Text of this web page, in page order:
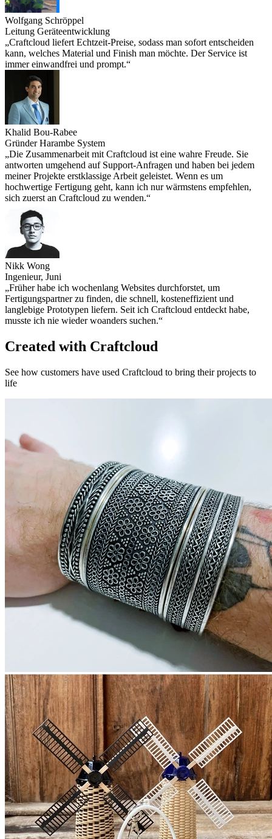
Wolfgang Schröppel
Leitung Geräteentwicklung
„Craftcloud liefert Echtzeit-Preise, sodass man sofort entscheiden
kann, welches Material und Finish man möchte. Der Service ist
immer einwandfrei und prompt.“
Khalid Bou-Rabee
Gründer Harambe System
„Die Zusammenarbeit mit Craftcloud ist eine wahre Freude. Sie
antworten umgehend auf Support-Anfragen und haben bei jedem
meiner Projekte erstklassige Arbeit geleistet. Wenn es um
hochwertige Fertigung geht, kann ich nur wärmstens empfehlen,
sich zuerst an Craftcloud zu wenden.“
Nikk Wong
Ingenieur, Juni
„Früher habe ich wochenlang Websites durchforstet, um
Fertigungspartner zu finden, die schnell, kosteneffizient und
langlebige Prototypen liefern. Seit ich Craftcloud entdeckt habe,
musste ich nie wieder woanders suchen.“
Created with Craftcloud
See how customers have used Craftcloud to bring their projects to
life